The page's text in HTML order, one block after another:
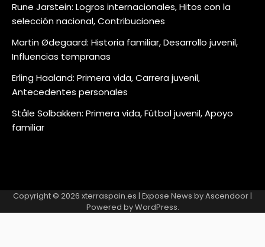
Rune Jarstein: Logros internacionales, Hitos con la
selección nacional, Contribuciones
Martin Ødegaard: Historia familiar, Desarrollo juvenil,
Influencias tempranas
Erling Haaland: Primera vida, Carrera juvenil,
Antecedentes personales
Ståle Solbakken: Primera vida, Fútbol juvenil, Apoyo
familiar
Copyright © 2026 xterraspain.es | Expose News byAscendoor|
Powered byWordPress.